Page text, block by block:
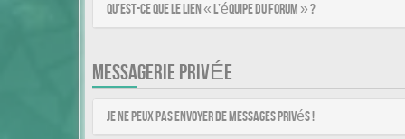
Qu’est-ce que le lien « L’équipe du forum » ?
MESSAGERIE PRIVÉE
Je ne peux pas envoyer de messages privés !